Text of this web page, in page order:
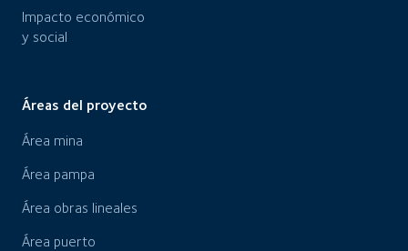
Impacto económico
y social
Áreas del proyecto
Área mina
Área pampa
Área obras lineales
Área puerto